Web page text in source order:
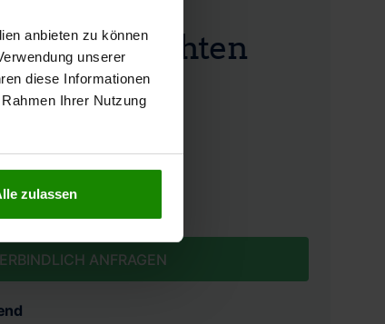
anbieten zu können
unserer
diese Informationen
Ihrer Nutzung
zulassen €
ANFRAGEN